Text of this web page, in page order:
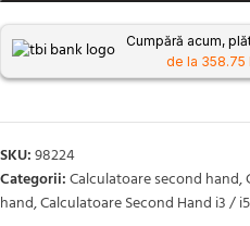
Cumpără acum,
de la 358.75
SKU:98224
Categorii:Calculatoare second hand,
hand,Calculatoare Second Hand i3 /